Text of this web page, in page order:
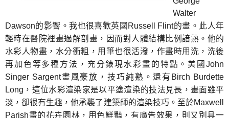
Walter
Dawson的影響。我也很喜歡英國Russell Flint的畫。此人年
輕時在醫院裡畫過解剖畫，因而對人體結構比例諳熟。他的
水彩人物畫，水分衝粗，用筆也很活潑，作畫時用洗，洗後
再加色等多種方法，充分錶現水彩畫的特點。美國John
Singer Sargent畫風豪放，技巧純熟。還有 Birch Burdette
Long ，這位水彩渲染家是以平塗渲染的技法見長，畫面雖平
淡，卻很有生趣，他承襲了建築師的渲染技巧。至於Maxwell
Parish畫的花卉園林，用色鮮豔，有廣告效果，則又別具一